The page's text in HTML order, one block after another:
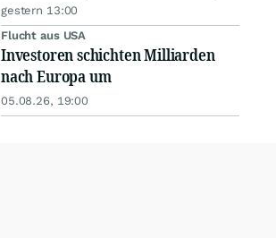
gestern 13:00
Flucht aus USA
Investoren schichten Milliarden
nach Europa um
05.08.26, 19:00